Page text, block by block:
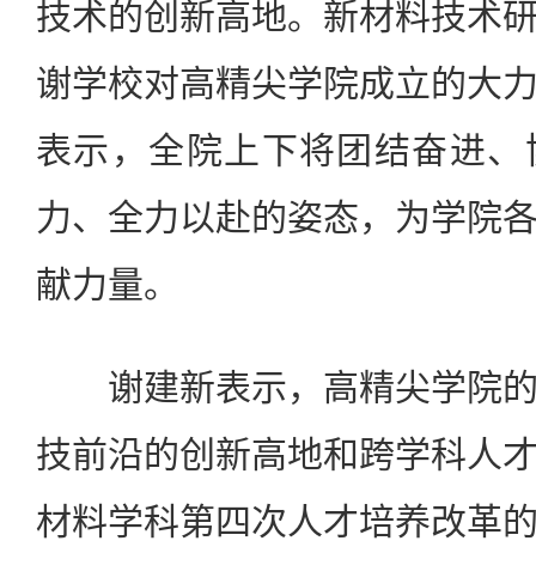
技术的创新高地。新材料技术
谢学校对高精尖学院成立的大
表示，全院上下将团结奋进
力、全力以赴的姿态，为学院
献力量。
谢建新表示，高精尖学院的
技前沿的创新高地和跨学科人
材料学科第四次人才培养改革